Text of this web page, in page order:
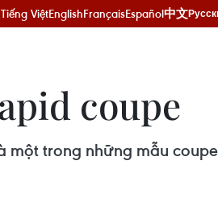
Tiếng ViệtEnglishFrançaisEspañol中文
coupe
một trong những mẫu